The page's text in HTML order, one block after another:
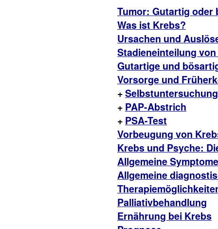
Tumor: Gutartig oder
Was ist Krebs?
Ursachen und
Stadieneinteilung
Gutartige und
Vorsorge und
+
+ PAP-Abstrich
+ PSA-Test
Vorbeugung von
Krebs und Psyche:
Allgemeine Symptome
Allgemeine
Palliativbehandlung
Ernährung bei Krebs